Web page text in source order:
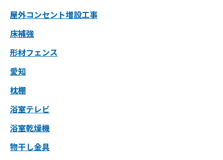
屋外コンセント増設工事
床補強
形材フェンス
愛知
枕棚
浴室テレビ
浴室乾燥機
物干し金具